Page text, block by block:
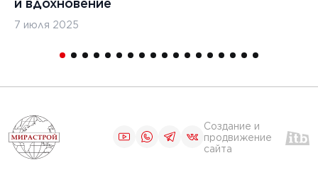
и вдохновение
7 июля 2025
Создание и
продвижение
сайта